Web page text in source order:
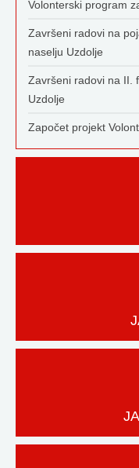
Volonterski program
Završeni radovi na
naselju Uzdolje
Završeni radovi na II.
Uzdolje
Započet projekt